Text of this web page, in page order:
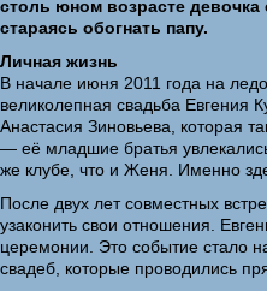
столь юном возрасте девочка
стараясь обогнать папу.
Личная жизнь
В начале июня 2011 года на
великолепная свадьба Евгения
Анастасия Зиновьева, которая
— её младшие братья
же клубе, что и Женя. Именно
После двух лет совместных
узаконить свои отношения.
церемонии. Это событие стало
свадеб, которые проводились